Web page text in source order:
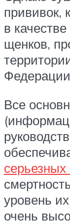
прививок,
в
щенков,
Все
уровень
очень